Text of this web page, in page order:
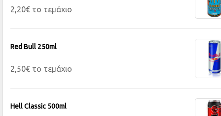
2,20€ το τεμάχιο
Red Bull 250ml
2,50€ το τεμάχιο
Hell Classic 500ml